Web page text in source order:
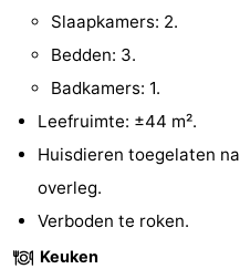
Sporten
Zwembaden
-
Wandelen
-
Slaapkamers: 2.
Bedden: 3.
Badkamers: 1.
Leefruimte: ±44 m².
Huisdieren toegelaten na
overleg.
Verboden te roken.
Keuken